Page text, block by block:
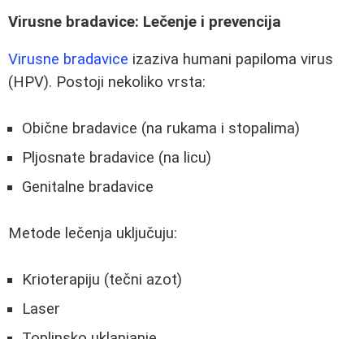
Virusne bradavice: Lečenje i prevencija
Virusne bradavice izaziva humani papiloma virus
(HPV). Postoji nekoliko vrsta:
Obične bradavice (na rukama i stopalima)
Pljosnate bradavice (na licu)
Genitalne bradavice
Metode lečenja uključuju:
Krioterapiju (tečni azot)
Laser